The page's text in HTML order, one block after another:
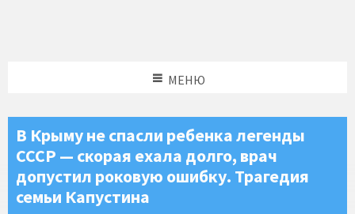
МЕНЮ
В Крыму не спасли ребенка легенды
СССР — скорая ехала долго, врач
допустил роковую ошибку. Трагедия
семьи Капустина